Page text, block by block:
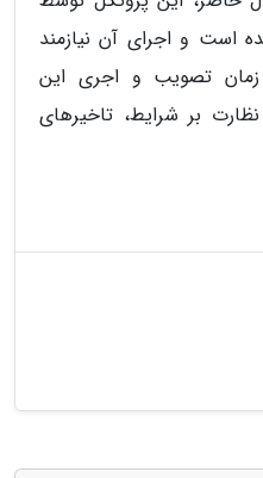
است و اجرای آن نیازمند
تا زمان تصویب و اجری این
بر شرایط، تاخیرهای